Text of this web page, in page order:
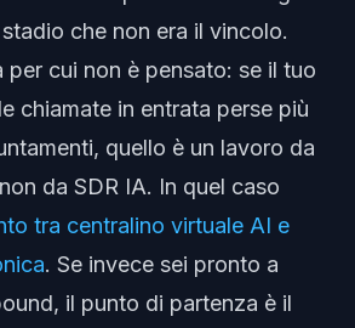
che non era il vincolo.
per cui non è pensato: se il tuo
chiamate in entrata perse più
quello è un lavoro da
da SDR IA. In quel caso
tra centralino virtuale AI e
. Se invece sei pronto a
il punto di partenza è il